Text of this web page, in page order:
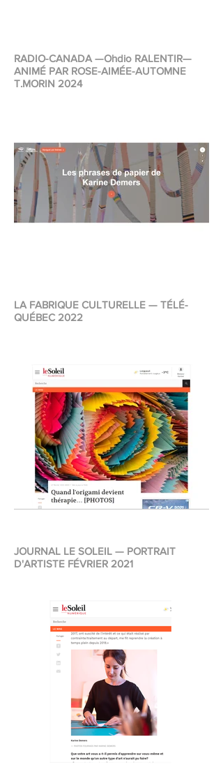
RADIO-CANADA —Ohdio RALENTIR—
ANIMÉ PAR ROSE-AIMÉE-AUTOMNE
T.MORIN 2024
LA FABRIQUE CULTURELLE — TÉLÉ-
QUÉBEC 2022
JOURNAL LE SOLEIL — PORTRAIT
D'ARTISTE FÉVRIER 2021